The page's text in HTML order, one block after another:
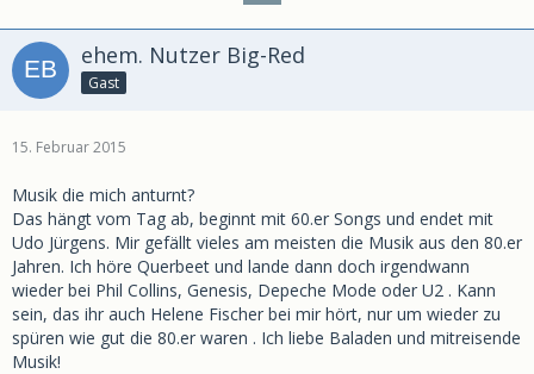
ehem. Nutzer Big-Red
Gast
15. Februar 2015
Musik die mich anturnt?
Das hängt vom Tag ab, beginnt mit 60.er Songs und endet mit
Udo Jürgens. Mir gefällt vieles am meisten die Musik aus den 80.er
Jahren. Ich höre Querbeet und lande dann doch irgendwann
wieder bei Phil Collins, Genesis, Depeche Mode oder U2 . Kann
sein, das ihr auch Helene Fischer bei mir hört, nur um wieder zu
spüren wie gut die 80.er waren . Ich liebe Baladen und mitreisende
Musik!